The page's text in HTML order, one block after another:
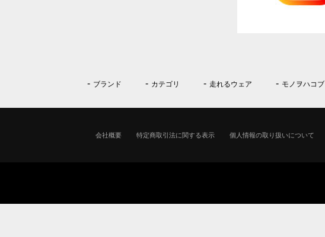
ブランド カテゴリ 走れるウェア モノヲハコブ
会社概要 特定商取引法に関する表示 個人情報の取り扱いについて